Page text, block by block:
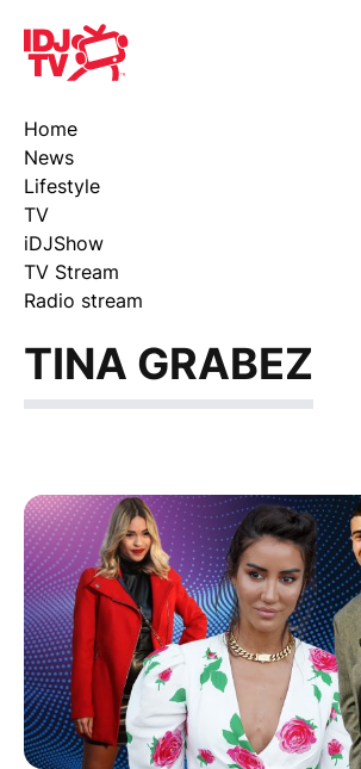
IDJ TV
Home
News
Lifestyle
TV
iDJShow
TV Stream
Radio stream
TINA GRABEZ